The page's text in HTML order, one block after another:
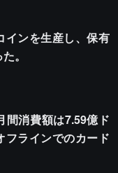
ンを生産し、保有
。
間消費額は7.59億ド
フラインでのカード